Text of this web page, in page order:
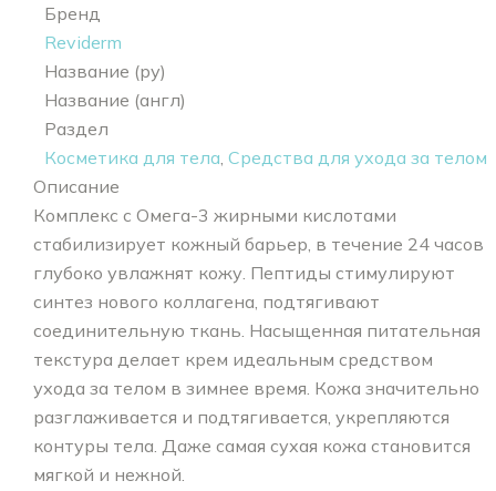
Бренд
Reviderm
Название (ру)
Название (англ)
Раздел
Косметика для тела Средства для ухода за телом
Описание
Комплекс с Омега-3 жирными кислотами
стабилизирует кожный барьер, в течение 24 часов
глубоко увлажнят кожу. Пептиды стимулируют
синтез нового коллагена, подтягивают
соединительную ткань. Насыщенная питательная
текстура делает крем идеальным средством
ухода за телом в зимнее время. Кожа значительно
разглаживается и подтягивается, укрепляются
контуры тела. Даже самая сухая кожа становится
мягкой и нежной.